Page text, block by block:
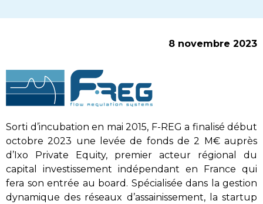
8 novembre 2023
Sorti d’incubation en mai 2015, F-REG a finalisé début
octobre 2023 une levée de fonds de 2 M€ auprès
d’Ixo Private Equity, premier acteur régional du
capital investissement indépendant en France qui
fera son entrée au board. Spécialisée dans la gestion
dynamique des réseaux d’assainissement, la startup